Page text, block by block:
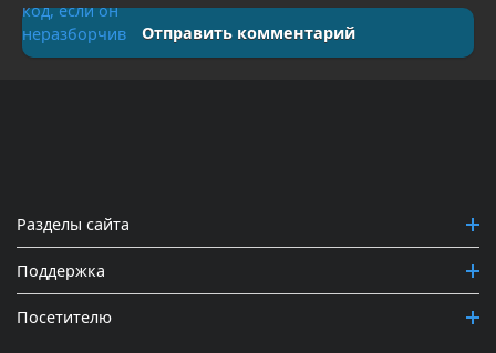
Отправить комментарий
Разделы сайта
Поддержка
Посетителю